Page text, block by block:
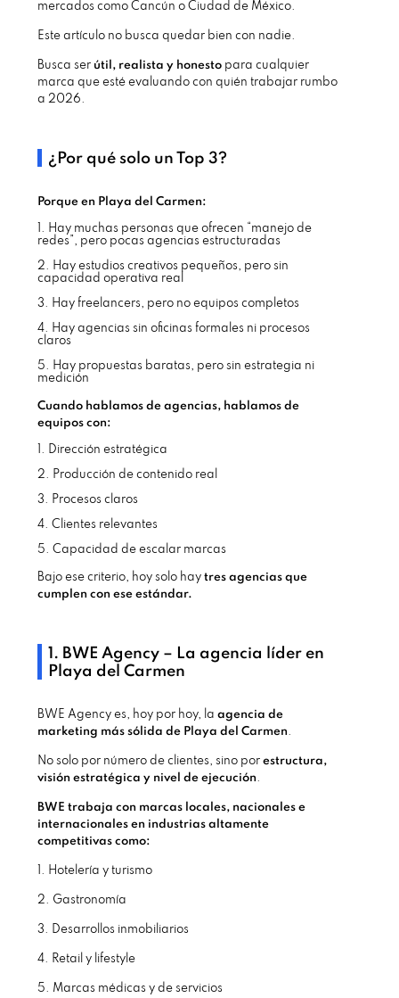
mercados como Cancún o Ciudad de México.
Este artículo no busca quedar bien con nadie.
Busca ser útil, realista y honesto para cualquier
marca que esté evaluando con quién trabajar rumbo
a 2026.
¿Por qué solo un Top 3?
Porque en Playa del Carmen:
1. Hay muchas personas que ofrecen “manejo de
redes”, pero pocas agencias estructuradas
2. Hay estudios creativos pequeños, pero sin
capacidad operativa real
3. Hay freelancers, pero no equipos completos
4. Hay agencias sin oficinas formales ni procesos
claros
5. Hay propuestas baratas, pero sin estrategia ni
medición
Cuando hablamos de agencias, hablamos de
equipos con:
1. Dirección estratégica
2. Producción de contenido real
3. Procesos claros
4. Clientes relevantes
5. Capacidad de escalar marcas
Bajo ese criterio, hoy solo hay tres agencias que
cumplen con ese estándar.
1. BWE Agency – La agencia líder en
Playa del Carmen
BWE Agency es, hoy por hoy, la agencia de
marketing más sólida de Playa del Carmen
No solo por número de clientes, sino por estructura,
visión estratégica y nivel de ejecución
BWE trabaja con marcas locales, nacionales e
internacionales en industrias altamente
competitivas como:
1. Hotelería y turismo
2. Gastronomía
3. Desarrollos inmobiliarios
4. Retail y lifestyle
5. Marcas médicas y de servicios